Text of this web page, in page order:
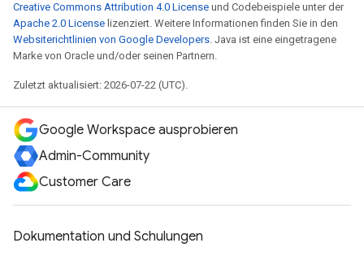
Creative Commons Attribution 4.0 License und Codebeispiele unter der
Apache 2.0 License lizenziert. Weitere Informationen finden Sie in den
Websiterichtlinien von Google Developers. Java ist eine eingetragene
Marke von Oracle und/oder seinen Partnern.
Zuletzt aktualisiert: 2026-07-22 (UTC).
Google Workspace ausprobieren
Admin-Community
Customer Care
Dokumentation und Schulungen